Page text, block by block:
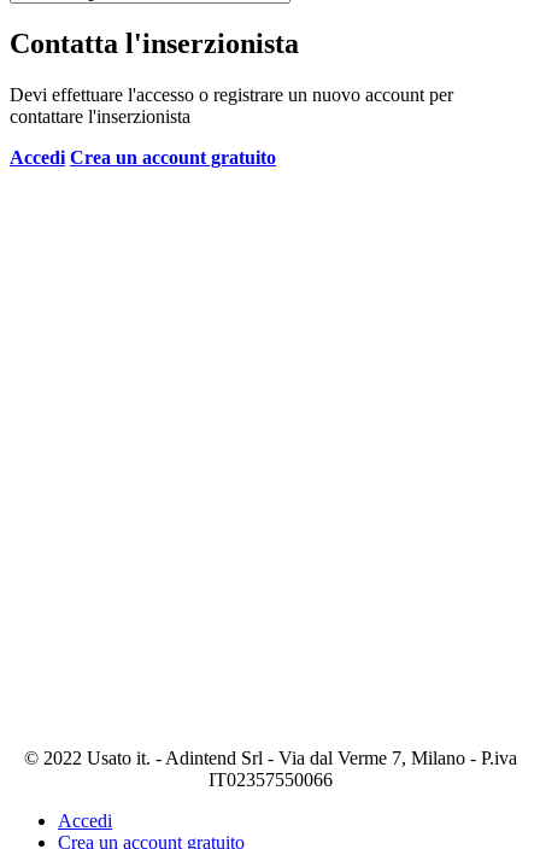
Contatta l'inserzionista
Devi effettuare l'accesso o registrare un nuovo account per
contattare l'inserzionista
Accedi Crea un account gratuito
© 2022 Usato it. - Adintend Srl - Via dal Verme 7, Milano - P.iva
IT02357550066
Accedi
Crea un account gratuito